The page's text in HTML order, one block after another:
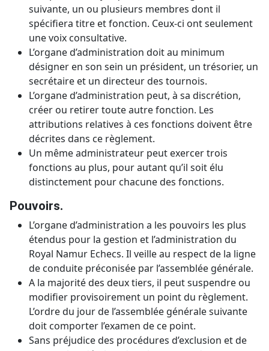
suivante, un ou plusieurs membres dont il
spécifiera titre et fonction. Ceux-ci ont seulement
une voix consultative.
L’organe d’administration doit au minimum
désigner en son sein un président, un trésorier, un
secrétaire et un directeur des tournois.
L’organe d’administration peut, à sa discrétion,
créer ou retirer toute autre fonction. Les
attributions relatives à ces fonctions doivent être
décrites dans ce règlement.
Un même administrateur peut exercer trois
fonctions au plus, pour autant qu’il soit élu
distinctement pour chacune des fonctions.
Pouvoirs.
L’organe d’administration a les pouvoirs les plus
étendus pour la gestion et l’administration du
Royal Namur Echecs. Il veille au respect de la ligne
de conduite préconisée par l’assemblée générale.
A la majorité des deux tiers, il peut suspendre ou
modifier provisoirement un point du règlement.
L’ordre du jour de l’assemblée générale suivante
doit comporter l’examen de ce point.
Sans préjudice des procédures d’exclusion et de